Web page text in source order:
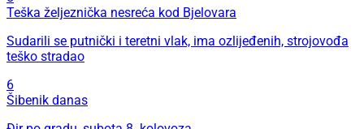
Teška željeznička nesreća kod Bjelovara
Sudarili se putnički i teretni vlak, ima ozlijeđenih, strojovođa
teško stradao
6
Šibenik danas